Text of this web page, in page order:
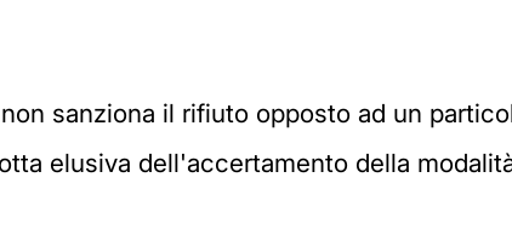
sanziona il rifiuto opposto ad un
elusiva dell'accertamento della